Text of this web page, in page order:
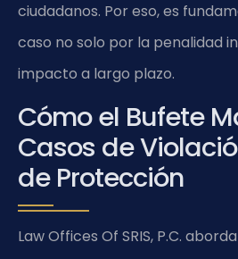
ciudadanos. Por eso, es
caso no solo por la penalidad
impacto a largo plazo.
Cómo el Bufete
Casos de
de Protección
Law Offices Of SRIS, P.C.